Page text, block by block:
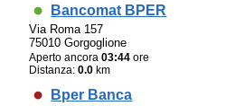
Bancomat BPER
Via Roma 157
75010 Gorgoglione
Aperto ancora03:44 ore
Distanza:0.0 km
Bper Banca